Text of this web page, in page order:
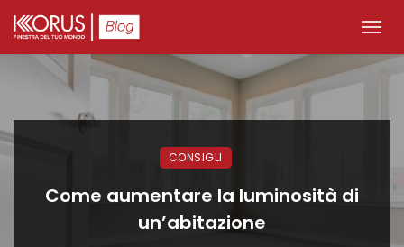
CONSIGLI
Come aumentare la luminosità di
un’abitazione